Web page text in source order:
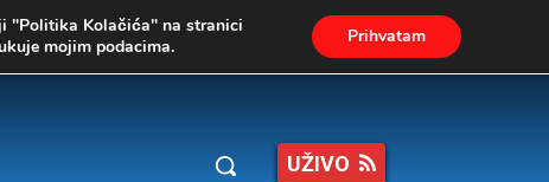
UŽIVO
"Politika Kolačića" na stranici
mojim podacima. Prihvatam